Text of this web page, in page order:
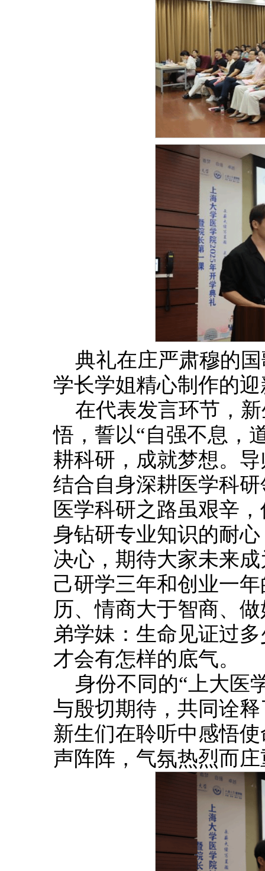
典礼在庄严肃穆的
学长学姐精心制作的
在代表发言环节，
悟，誓以“自强不息，
耕科研，成就梦想。
结合自身深耕医学科
医学科研之路虽艰辛
身钻研专业知识的耐
决心，期待大家未来
己研学三年和创业一
历、情商大于智商、
弟学妹：生命见证过
才会有怎样的底气。
身份不同的“上大医
与殷切期待，共同诠
新生们在聆听中感悟
声阵阵，气氛热烈而